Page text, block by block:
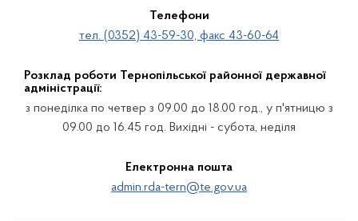
Телефони
тел. (0352) 43-59-30, факс 43-60-64
Розклад роботи Тернопільської районної державної
адміністрації:
з понеділка по четвер з 09.00 до 18.00 год., у п'ятницю з
09.00 до 16.45 год. Вихідні - субота, неділя
Електронна пошта
admin.rda-tern@te.gov.ua